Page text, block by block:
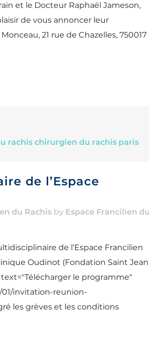
et le Docteur Raphaël Jameson,
de vous annoncer leur
21 rue de Chazelles, 750017
de l’Espace
du Rachis by Espace Francilien
de l’Espace Francilien
Oudinot (Fondation Saint Jean
le programme"
invitation-reunion-
les grèves et les conditions